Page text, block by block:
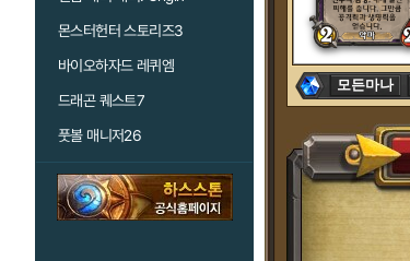
몬스터헌터 스토리즈3
바이오하자드 레퀴엠
드래곤 퀘스트7
풋볼 매니저26
모든마나